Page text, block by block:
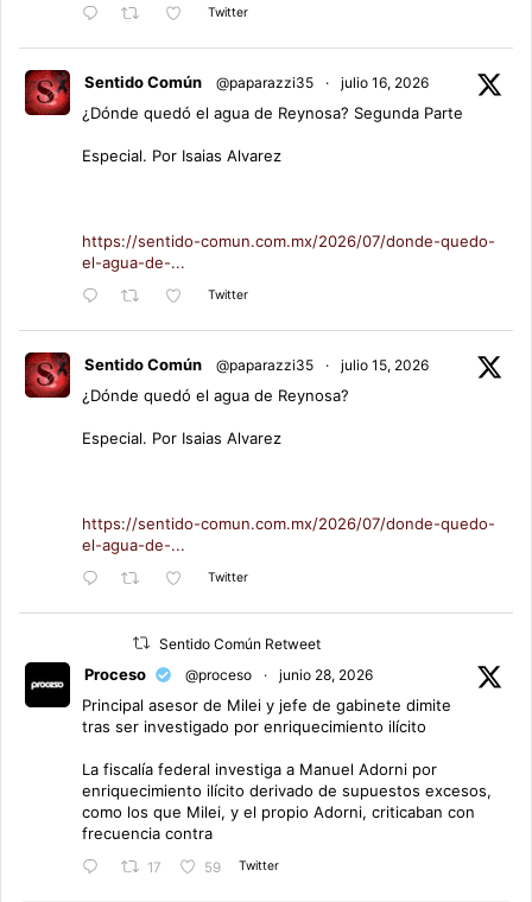
Twitter
Sentido Común @paparazzi35 · julio 16, 2026
¿Dónde quedó el agua de Reynosa? Segunda Parte
Especial. Por Isaias Alvarez
https://sentido-comun.com.mx/2026/07/donde-quedo-
el-agua-de-...
Twitter
Sentido Común @paparazzi35 · julio 15, 2026
¿Dónde quedó el agua de Reynosa?
Especial. Por Isaias Alvarez
https://sentido-comun.com.mx/2026/07/donde-quedo-
el-agua-de-...
Twitter
Sentido Común Retweet
Proceso @proceso · junio 28, 2026
Principal asesor de Milei y jefe de gabinete dimite
tras ser investigado por enriquecimiento ilícito
La fiscalía federal investiga a Manuel Adorni por
enriquecimiento ilícito derivado de supuestos excesos,
como los que Milei, y el propio Adorni, criticaban con
frecuencia contra
17 59 Twitter